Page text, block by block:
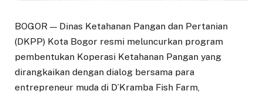
BOGOR — Dinas Ketahanan Pangan dan Pertanian
(DKPP) Kota Bogor resmi meluncurkan program
pembentukan Koperasi Ketahanan Pangan yang
dirangkaikan dengan dialog bersama para
entrepreneur muda di D’Kramba Fish Farm,